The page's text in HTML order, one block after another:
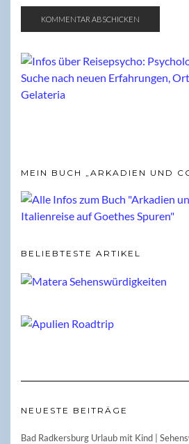
MEIN BUCH „ARKADIEN UND
BELIEBTESTE ARTIKEL
NEUESTE BEITRÄGE
Bad Radkersburg Urlaub mit Kind |